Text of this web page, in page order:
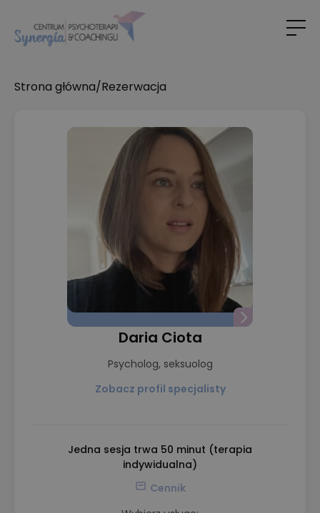
Strona główna/Rezerwacja
Daria Ciota
Psycholog, seksuolog
Zobacz profil specjalisty
Jedna sesja trwa 50 minut (terapia
indywidualna)
Cennik